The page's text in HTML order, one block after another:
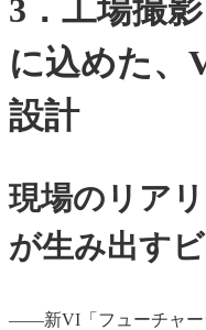
3．工場撮
に込めた、
設計
現場のリア
が生み出す
――新VI「フューチャー